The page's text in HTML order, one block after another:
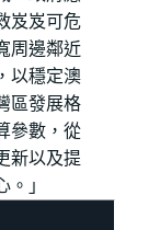
岌岌可危
周邊鄰近
以穩定澳
區發展格
參數，從
新以及提
」